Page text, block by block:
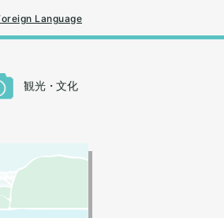
黒
更：青Language
観光・文化